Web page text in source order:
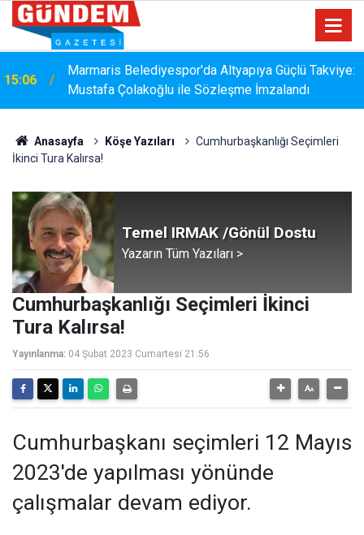
15:06
Marmaris Belediyespor'da Altyapıya Güçlü Takviye:
Mustafa Çolakoğlu ile Sözleşme İmzalandı
Anasayfa Köşe Yazıları
Cumhurbaşkanlığı Seçimleri
İkinci Tura Kalırsa!
Temel IRMAK /Gönül Dostu
Yazarın Tüm Yazıları >
Cumhurbaşkanlığı Seçimleri İkinci
Tura Kalırsa!
Yayınlanma: 04 Şubat 2023 Cumartesi 21:56
Cumhurbaşkanı seçimleri 12 Mayıs
2023'de yapılması yönünde
çalışmalar devam ediyor.